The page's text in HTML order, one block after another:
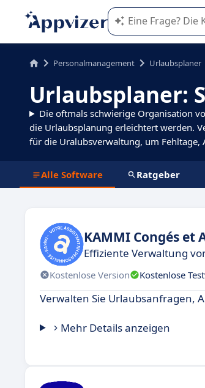
Die KI von
Personalmanagement Urlaubsplaner
Urlaubsplaner:
Die oftmals schwierige Organisation
die Urlaubsplanung erleichtert werden.
für die Uralubsverwaltung, um Fehltage,
Alle Software Ratgeber
KAMMI Congés et
Effiziente Verwaltung
Kostenlose Version Kostenlose
Verwalten Sie Urlaubsanfragen,
Mehr Details anzeigen